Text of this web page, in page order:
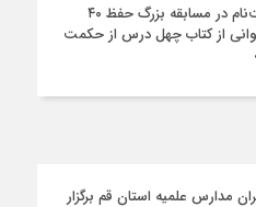
پایان مهلت ثبت‌نام در مسابقه بزرگ حفظ ۴۰
از کتاب چهل درس از حکمت
مدارس علمیه استان قم برگزار